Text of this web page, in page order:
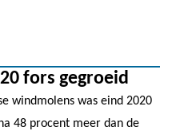
fors gegroeid
windmolens was eind 2020
48 procent meer dan de